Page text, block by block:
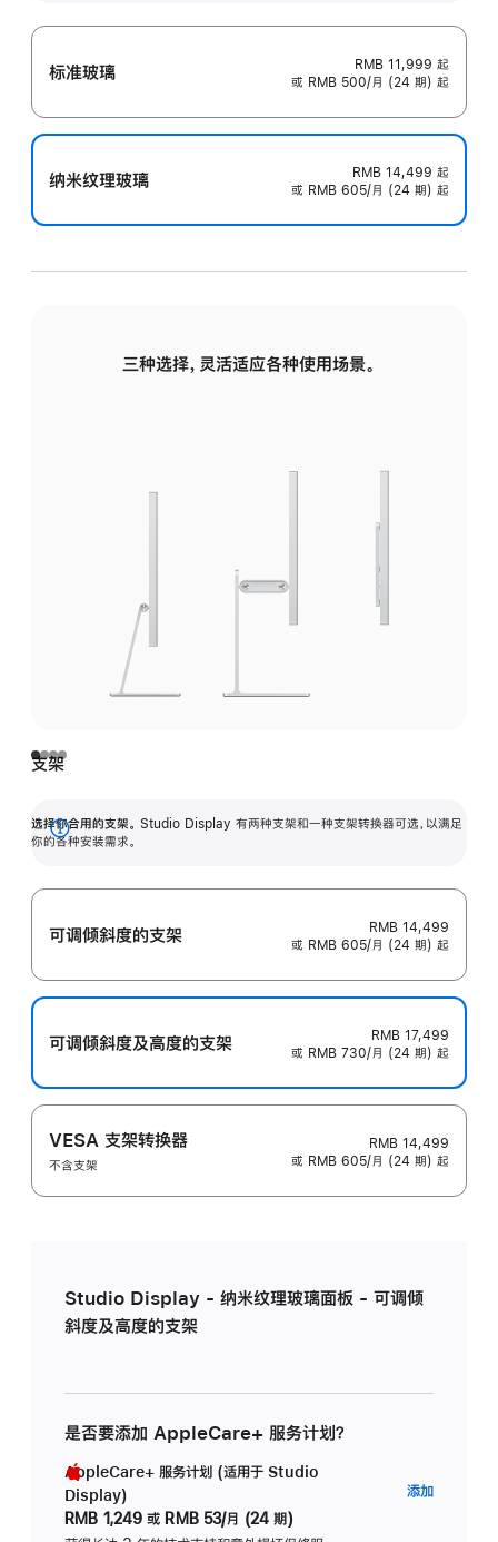
标准玻璃 RMB 11,999 起
或 RMB 500/月 (24 期) 起
纳米纹理玻璃 RMB 14,499 起
或 RMB 605/月 (24 期) 起
三种选择，灵活适应各种使用场景。
支架
选择你合用的支架。 Studio Display 有两种支架和一种支架转换器可选，以满足
你的各种安装需求。
展
可调倾斜度的支架
RMB 14,499
或 RMB 605/月 (24 期) 起
可调倾斜度及高‍度的支‍架
RMB 17,499
或 RMB 730/月 (24 期) 起
VESA 支架转换器
不含支架
RMB 14,499
或 RMB 605/月 (24 期) 起
Studio Display - 纳米纹理玻璃面板 - 可调倾
斜度及高度的支架
是否要添加 AppleCare+ 服务计划？
AppleCare+ 服务计划 (适用于 Studio
Display)
RMB 1,249 或 RMB 53/月 (24 期)
添加